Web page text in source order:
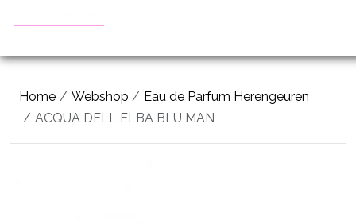
Home Webshop
Eau de Parfum Herengeuren
ACQUA DELL ELBA BLU MAN